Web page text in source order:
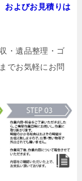
およびお見積りは
・遺品整理・ゴ
でお気軽にお問